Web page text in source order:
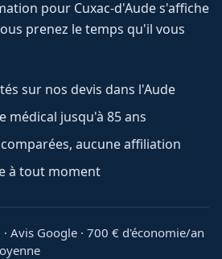
pour Cuxac-d'Audes'affiche
prenez le temps qu'il vous
sur nos devis dans l'Aude
médical jusqu'à 85 ans
aucune affiliation
à tout moment
Avis Google · 700 € d'économie/an